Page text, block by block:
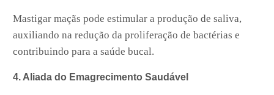
Mastigar maçãs pode estimular a produção de saliva,
auxiliando na redução da proliferação de bactérias e
contribuindo para a saúde bucal.
4. Aliada do Emagrecimento Saudável